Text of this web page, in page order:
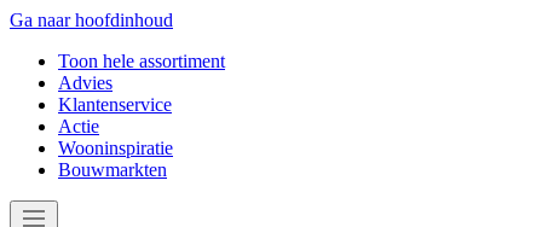
Ga naar hoofdinhoud
Toon hele assortiment
Advies
Klantenservice
Actie
Wooninspiratie
Bouwmarkten